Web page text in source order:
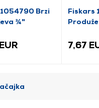
Brzi
¾"
Fiskars
7,67